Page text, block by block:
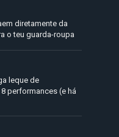
diretamente da
o teu guarda-roupa
leque de
performances (e há